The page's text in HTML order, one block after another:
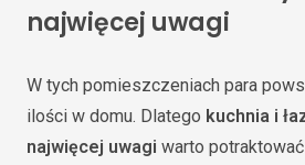
najwięcej uwagi
W tych pomieszczeniach para
ilości w domu. Dlatego kuchnia i
najwięcej uwagi warto